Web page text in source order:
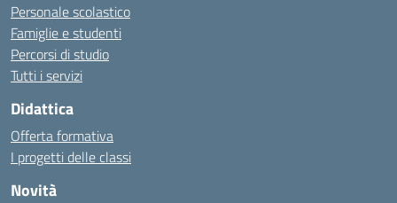
Personale scolastico
Famiglie e studenti
Percorsi di studio
Tutti i servizi
Didattica
Offerta formativa
I progetti delle classi
Novità